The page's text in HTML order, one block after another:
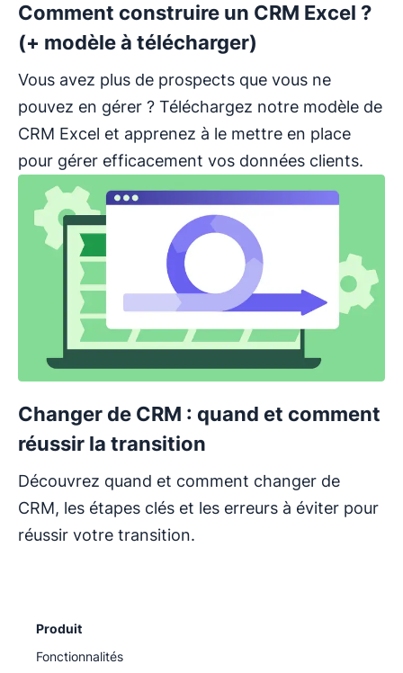
Comment construire un CRM Excel ?
(+ modèle à télécharger)
Vous avez plus de prospects que vous ne
pouvez en gérer ? Téléchargez notre modèle de
CRM Excel et apprenez à le mettre en place
pour gérer efficacement vos données clients.
Changer de CRM : quand et comment
réussir la transition
Découvrez quand et comment changer de
CRM, les étapes clés et les erreurs à éviter pour
réussir votre transition.
Produit
Fonctionnalités